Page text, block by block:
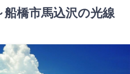
橋市馬込沢の光線